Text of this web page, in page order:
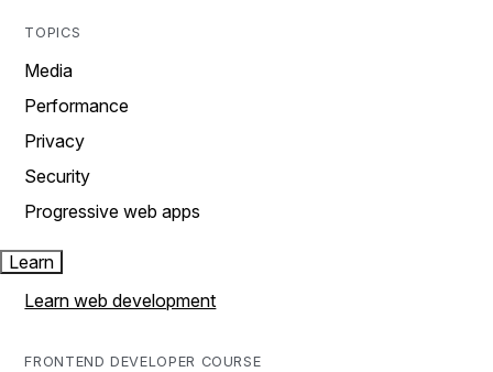
TOPICS
Media
Performance
Privacy
Security
Progressive web apps
Learn
Learn web development
FRONTEND DEVELOPER COURSE